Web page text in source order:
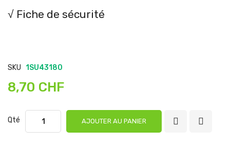
√ Fiche de sécurité
SKU 1SU43180
8,70 CHF
Qté AJOUTER AU PANIER